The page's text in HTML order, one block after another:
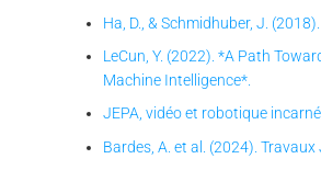
Ha, D., & Schmidhuber, J.
LeCun, Y. (2022). *A Path
Machine Intelligence*.
JEPA, vidéo et robotique
Bardes, A. et al. (2024). Travaux